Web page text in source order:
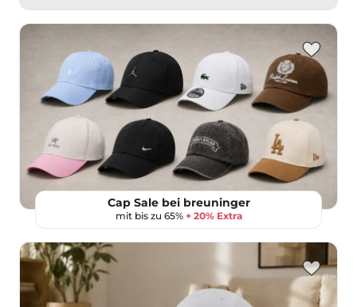
Cap Sale bei breuninger
mit bis zu 65% + 20% Extra